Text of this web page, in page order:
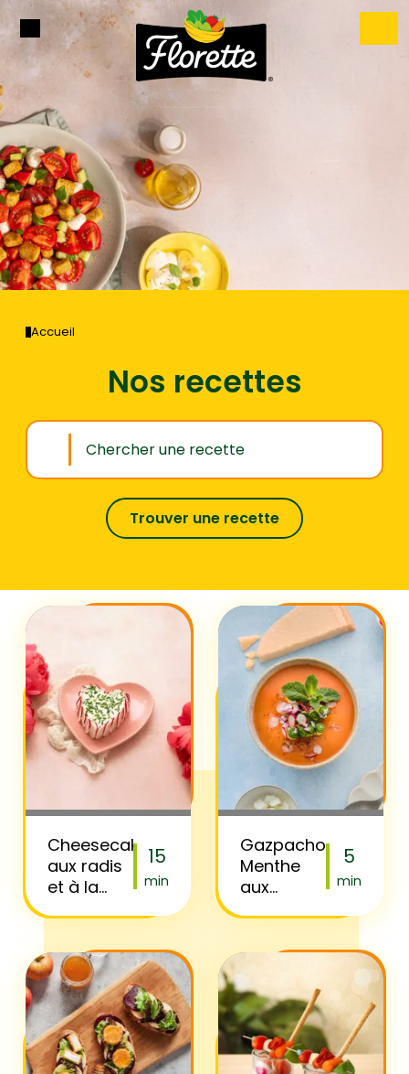
Accueil
Nos recettes
Trouver une recette
Cheesecake
aux radis
et à la
15
min
Gazpacho
Menthe
aux
Florette et
huile
d’olive
5
min